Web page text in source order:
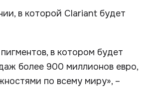
в которой Clariant будет
в котором будет
более 900 миллионов евро,
по всему миру», –